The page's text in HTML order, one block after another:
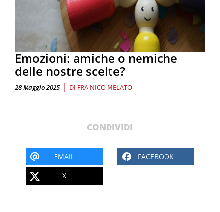
Emozioni: amiche o nemiche
delle nostre scelte?
28 Maggio 2025 | DI FRA NICO MELATO
CONDIVIDI
EMAIL FACEBOOK
X